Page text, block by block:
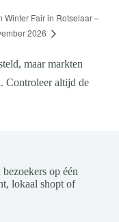
Winter Fair in Rotselaar –
2026
maar markten
Controleer altijd de
op één
lokaal shopt of